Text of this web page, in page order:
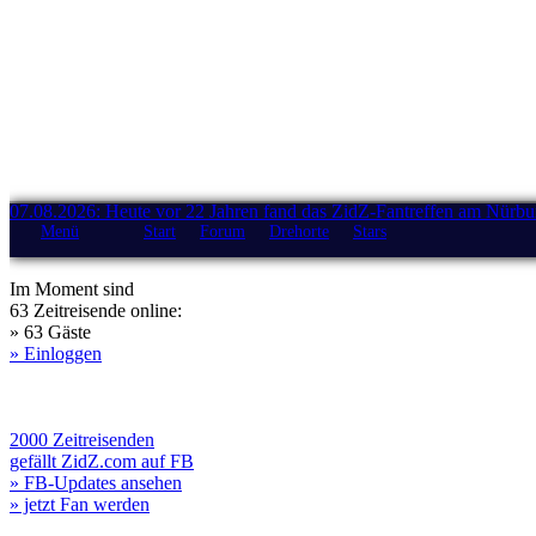
07.08.2026: Heute vor 22 Jahren fand das ZidZ-Fantreffen am
Menü Start Forum Drehorte Stars
Im Moment sind
63 Zeitreisende online:
» 63 Gäste
» Einloggen
2000 Zeitreisenden
gefällt ZidZ.com auf FB
» FB-Updates ansehen
» jetzt Fan werden